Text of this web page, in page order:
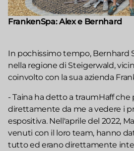
FrankenSpa: Alex e Bernhard
In pochissimo tempo, Bernhard
nella regione di Steigerwald,
coinvolto con la sua azienda
- Taina ha detto a traumHaff che
direttamente da me a vedere i
espositiva. Nell'aprile del 2022,
venuti con il loro team, hanno
tutto ed erano direttamente